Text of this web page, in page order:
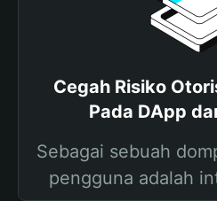
Cegah Risiko
Pada DApp
Sebagai sebuah
pengguna adalah